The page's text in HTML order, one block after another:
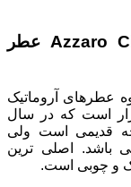
عطر آزارا کروم Azzaro Chrome For Men عطر
عطرهای آروماتیک
است که در سال
چه قدیمی است ولی
باشد. اصلی ترین
و چوبی است.